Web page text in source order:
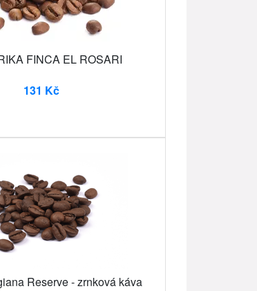
FINCA EL ROSARI
131 Kč
Reserve - zrnková káva